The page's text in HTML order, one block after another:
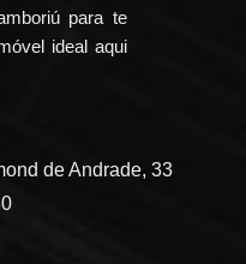
para te
ideal aqui
de Andrade, 33